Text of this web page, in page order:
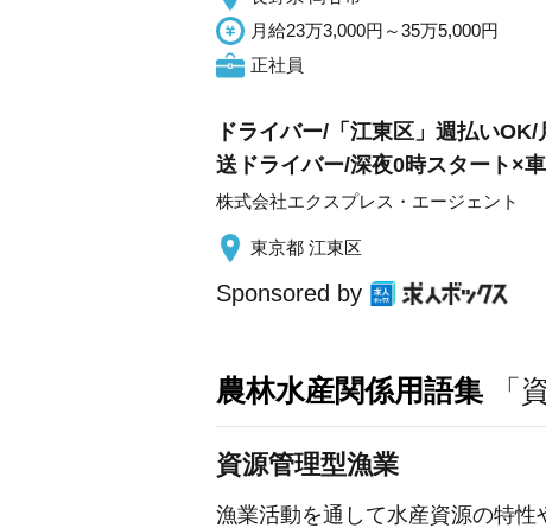
月給23万3,000円～35万5,000円
正社員
ドライバー/「江東区」週払い
送ドライバー/深夜0時スタート×
株式会社エクスプレス・エージェント
東京都 江東区
Sponsored by
農林水産関係用語集 「
資源管理型漁業
漁業活動を通して水産資源の特